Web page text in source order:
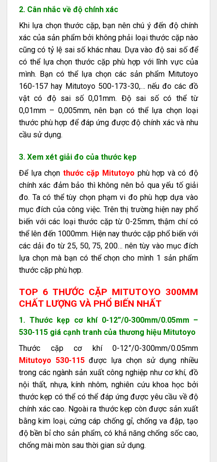
2. Cân nhắc về độ chính xác
Khi lựa chọn thước cặp, bạn nên chú ý đến độ chính
xác của sản phẩm bởi không phải loại thước cặp nào
cũng có tỷ lệ sai số khác nhau. Dựa vào độ sai số để
có thể lựa chọn thước cặp phù hợp với lĩnh vực của
mình. Bạn có thể lựa chọn các sản phẩm Mitutoyo
160-157 hay Mitutoyo 500-173-30,… nếu đo các đồ
vật có độ sai số 0,01mm. Độ sai số có thể từ
0,01mm – 0,005mm, nên bạn có thể lựa chọn loại
thước phù hợp để đáp ứng được độ chính xác và nhu
cầu sử dụng.
3. Xem xét giải đo của thước kẹp
Để lựa chọn thước cặp Mitutoyo phù hợp và có độ
chính xác đảm bảo thì không nên bỏ qua yếu tố giải
đo. Ta có thể tùy chọn phạm vi đo phù hợp dựa vào
mục đích của công việc. Trên thị trường hiện nay phổ
biến với các loại thước cặp từ 0-25mm, thậm chí có
thể lên đến 1000mm. Hiện nay thước cặp phổ biến với
các dải đo từ 25, 50, 75, 200… nên tùy vào mục đích
lựa chọn mà bạn có thể chọn cho mình 1 sản phẩm
thước cặp phù hợp.
TOP 6 THƯỚC CẶP MITUTOYO 300MM
CHẤT LƯỢNG VÀ PHỔ BIẾN NHẤT
1. Thước kẹp cơ khí 0-12”/0-300mm/0.05mm –
530-115 giá cạnh tranh của thương hiệu Mitutoyo
Thước cặp cơ khí 0-12”/0-300mm/0.05mm
Mitutoyo 530-115được lựa chọn sử dụng nhiều
trong các ngành sản xuất công nghiệp như cơ khí, đồ
nội thất, nhựa, kính nhôm, nghiên cứu khoa học bởi
thước kẹp có thể có thể đáp ứng được yêu cầu về độ
chính xác cao. Ngoài ra thước kẹp còn được sản xuất
bằng kim loại, cứng cáp chống gỉ, chống va đập, tạo
độ bền bỉ cho sản phẩm, có khả năng chống sốc cao,
chống mài mòn sau thời gian sử dụng.